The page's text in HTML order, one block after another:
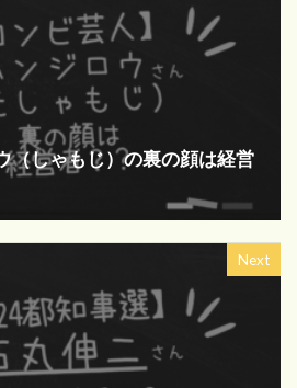
（しゃもじ）の裏の顔は経営
Next